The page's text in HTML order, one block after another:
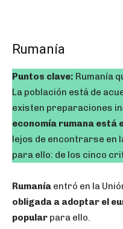
Rumanía
Puntos clave: Rumanía
La población está de
existen preparaciones
economía rumana está
lejos de encontrarse en
para ello: de los cinco
Rumanía entró en la
obligada a adoptar el
popular para ello.